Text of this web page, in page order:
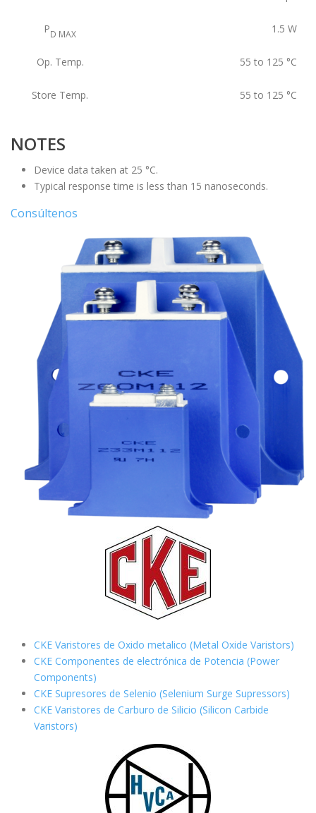
PD MAX 1.5 W
Op. Temp. 55 to 125 °C
Store Temp. 55 to 125 °C
NOTES
Device data taken at 25 °C.
Typical response time is less than 15 nanoseconds.
Consúltenos
CKE Varistores de Oxido metalico (Metal Oxide Varistors)
CKE Componentes de electrónica de Potencia (Power
Components)
CKE Supresores de Selenio (Selenium Surge Supressors)
CKE Varistores de Carburo de Silicio (Silicon Carbide
Varistors)